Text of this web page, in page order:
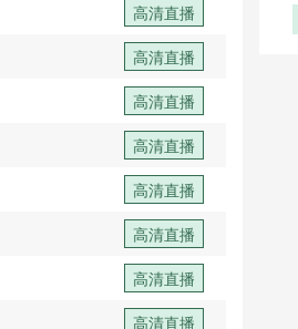
高清直播
高清直播
高清直播
高清直播
高清直播
高清直播
高清直播
高清直播